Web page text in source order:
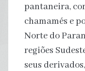
pantaneira,
chamamés e
Norte do
regiões
seus